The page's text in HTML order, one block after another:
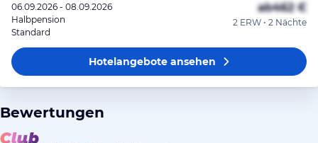
06.09.2026 - 08.09.2026
Halbpension
Standard
ab462 €
2 ERW • 2 Nächte
Hotelangeboteansehen
Bewertungen